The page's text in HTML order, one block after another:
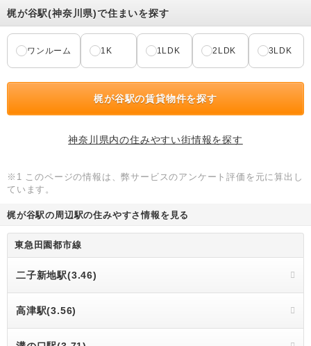
梶が谷駅(神奈川県)で住まいを探す
ワンルーム 1K 1LDK 2LDK 3LDK
梶が谷駅の賃貸物件を探す
神奈川県内の住みやすい街情報を探す
※1 このページの情報は、弊サービスのアンケート評価を元に算出し
ています。
梶が谷駅の周辺駅の住みやすさ情報を見る
東急田園都市線
二子新地駅(3.46)
高津駅(3.56)